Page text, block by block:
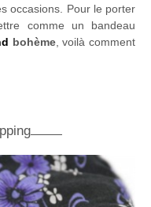
occasions. Pour le porter
comme un bandeau
bohème, voilà comment